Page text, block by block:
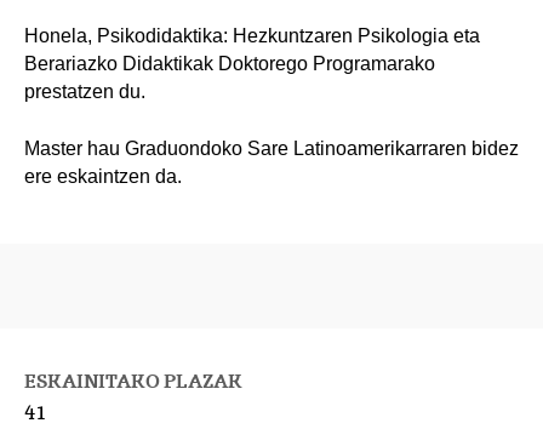
Honela, Psikodidaktika: Hezkuntzaren Psikologia eta
Berariazko Didaktikak Doktorego Programarako
prestatzen du.
Master hau Graduondoko Sare Latinoamerikarraren bidez
ere eskaintzen da.
ESKAINITAKO PLAZAK
41